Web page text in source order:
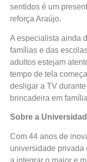
sentidos é um
reforça Araújo.
A especialista ainda
famílias e das
adultos estejam
tempo de tela
desligar a TV
brincadeira em
Sobre a
Com 44 anos de
universidade privada
a integrar o maior e